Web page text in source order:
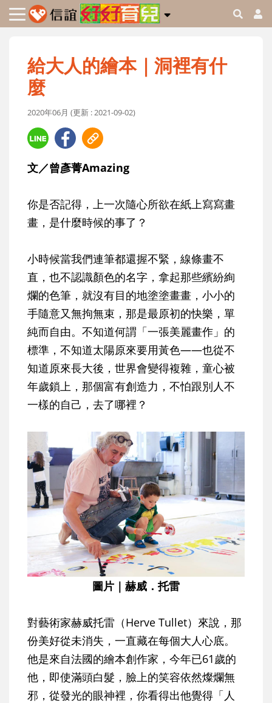
給大人的繪本｜洞裡有什
麼
2020年06月 (更新 : 2021-09-02)
文／曾彥菁Amazing
你是否記得，上一次隨心所欲在紙上寫寫畫
畫，是什麼時候的事了？
小時候當我們連筆都還握不緊，線條畫不
直，也不認識顏色的名字，拿起那些繽紛絢
爛的色筆，就沒有目的地塗塗畫畫，小小的
手隨意又無拘無束，那是最原初的快樂，單
純而自由。不知道何謂「一張美麗畫作」的
標準，不知道太陽原來要用黃色——也從不
知道原來長大後，世界會變得複雜，童心被
年歲鎖上，那個富有創造力，不怕跟別人不
一樣的自己，去了哪裡？
圖片｜赫威．托雷
對藝術家赫威托雷（Herve Tullet）來說，那
份美好從未消失，一直藏在每個大人心底。
他是來自法國的繪本創作家，今年已61歲的
他，即使滿頭白髮，臉上的笑容依然燦爛無
邪，從發光的眼神裡，你看得出他覺得「人